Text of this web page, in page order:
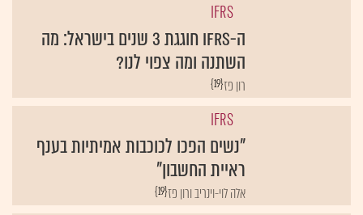
IFRS
ה-IFRS חוגגת 3 שנים בישראל: מה
השתנה ומה צפוי לנו?
{19}רון פז
IFRS
"נשים הפכו לכוכבות אמיתיות בענף
ראיית החשבון"
{19}אלה לוי-וינריב ורון פז